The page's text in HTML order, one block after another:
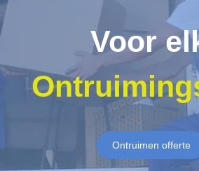
Voor
Ontruimen offerte